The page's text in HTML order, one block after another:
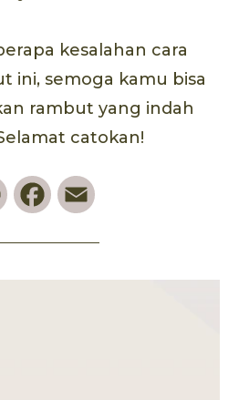
kesalahan cara
ini, semoga kamu bisa
rambut yang indah
catokan!
PinterestFacebook